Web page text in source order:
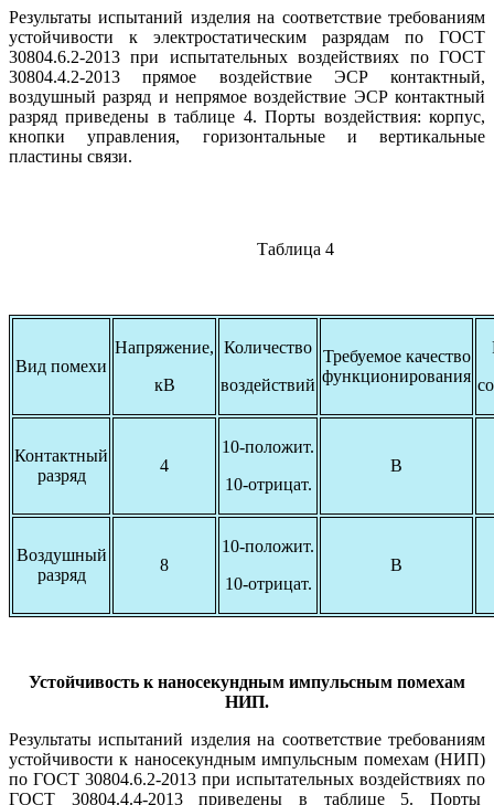
Результаты испытаний изделия на соответствие требованиям
устойчивости к электростатическим разрядам по ГОСТ
30804.6.2-2013 при испытательных воздействиях по ГОСТ
30804.4.2-2013 прямое воздействие ЭСР контактный,
воздушный разряд и непрямое воздействие ЭСР контактный
разряд приведены в таблице 4. Порты воздействия: корпус,
кнопки управления, горизонтальные и вертикальные
пластины связи.
Таблица 4
Вид помехи
Напряжение,
кВ
Количество
воздействий
Требуемое качество
функционирования
Контактный
разряд
4
10-положит.
10-отрицат.
В
Воздушный
разряд
8
10-положит.
10-отрицат.
В
Устойчивость к наносекундным импульсным помехам
НИП.
Результаты испытаний изделия на соответствие требованиям
устойчивости к наносекундным импульсным помехам (НИП)
по ГОСТ 30804.6.2-2013 при испытательных воздействиях по
ГОСТ 30804.4.4-2013 приведены в таблице 5. Порты